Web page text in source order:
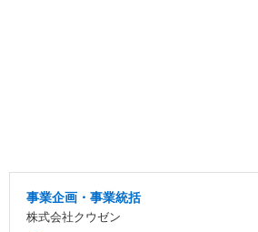
事業企画・事業統括
株式会社クウゼン